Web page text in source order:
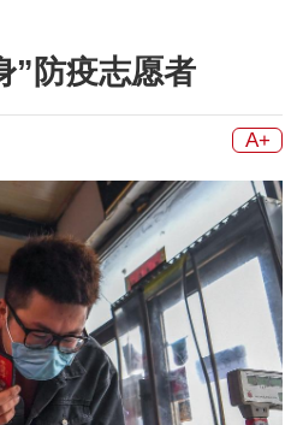
”防疫志愿者
A+